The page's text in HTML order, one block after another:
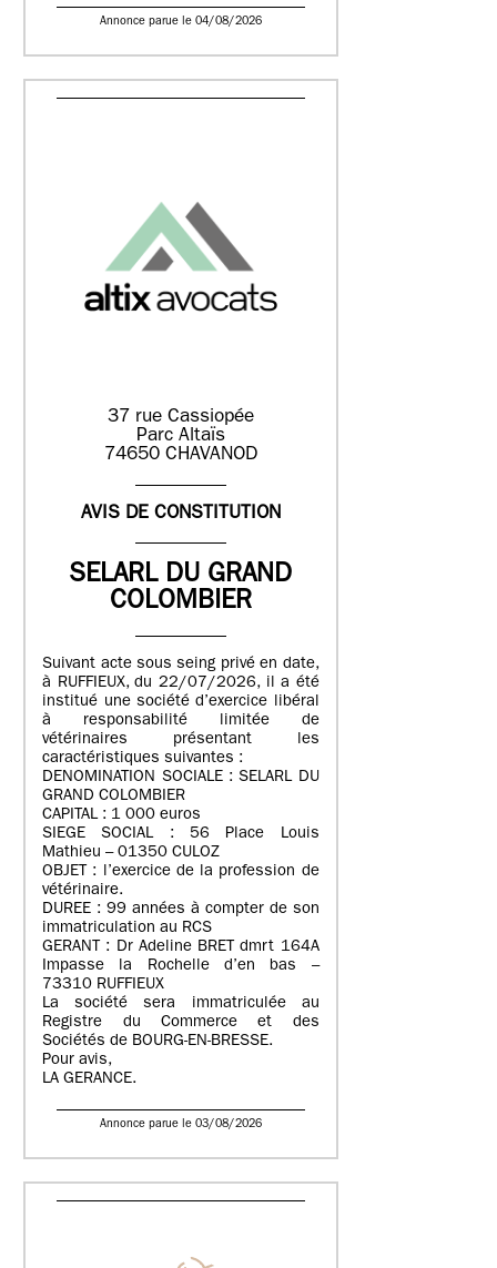
Annonce parue le 04/08/2026
37 rue Cassiopée
Parc Altaïs
74650 CHAVANOD
AVIS DE CONSTITUTION
SELARL DU GRAND
COLOMBIER
Suivant acte sous seing privé en date,
à RUFFIEUX, du 22/07/2026, il a été
institué une société d’exercice libéral
à responsabilité limitée de
vétérinaires présentant les
caractéristiques suivantes :
DENOMINATION SOCIALE : SELARL DU
GRAND COLOMBIER
CAPITAL : 1 000 euros
SIEGE SOCIAL : 56 Place Louis
Mathieu – 01350 CULOZ
OBJET : l’exercice de la profession de
vétérinaire.
DUREE : 99 années à compter de son
immatriculation au RCS
GERANT : Dr Adeline BRET dmrt 164A
Impasse la Rochelle d’en bas –
73310 RUFFIEUX
La société sera immatriculée au
Registre du Commerce et des
Sociétés de BOURG-EN-BRESSE.
Pour avis,
LA GERANCE.
Annonce parue le 03/08/2026